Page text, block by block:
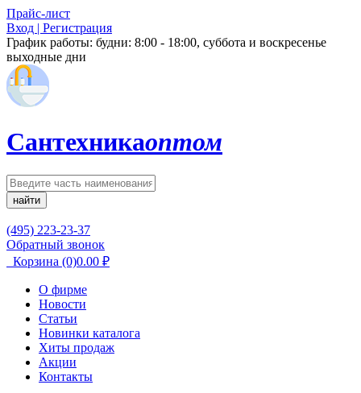
Прайс-лист
Вход | Регистрация
График работы: будни: 8:00 - 18:00, суббота и воскресенье
выходные дни
Сантехникаоптом
найти
(495) 223-23-37
Обратный звонок
Корзина (0)0.00 ₽
О фирме
Новости
Статьи
Новинки каталога
Хиты продаж
Акции
Контакты